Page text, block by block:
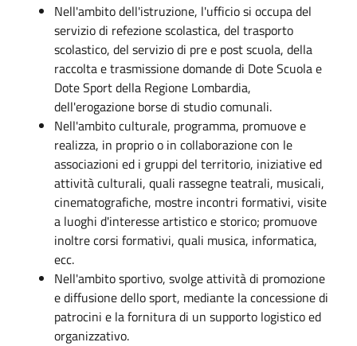
Nell'ambito dell'istruzione, l'ufficio si occupa del
servizio di refezione scolastica, del trasporto
scolastico, del servizio di pre e post scuola, della
raccolta e trasmissione domande di Dote Scuola e
Dote Sport della Regione Lombardia,
dell'erogazione borse di studio comunali.
Nell'ambito culturale, programma, promuove e
realizza, in proprio o in collaborazione con le
associazioni ed i gruppi del territorio, iniziative ed
attività culturali, quali rassegne teatrali, musicali,
cinematografiche, mostre incontri formativi, visite
a luoghi d'interesse artistico e storico; promuove
inoltre corsi formativi, quali musica, informatica,
ecc.
Nell'ambito sportivo, svolge attività di promozione
e diffusione dello sport, mediante la concessione di
patrocini e la fornitura di un supporto logistico ed
organizzativo.